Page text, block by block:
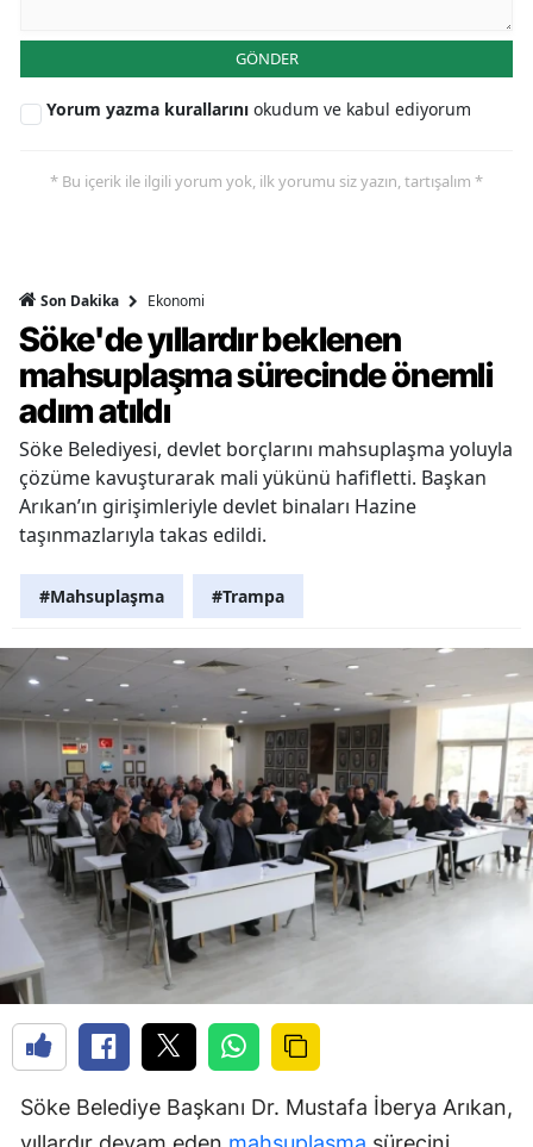
GÖNDER
Yorum yazma kurallarını okudum ve kabul ediyorum
* Bu içerik ile ilgili yorum yok, ilk yorumu siz yazın, tartışalım *
Son Dakika Ekonomi
Söke'de yıllardır beklenen
mahsuplaşma sürecinde önemli
adım atıldı
Söke Belediyesi, devlet borçlarını mahsuplaşma yoluyla
çözüme kavuşturarak mali yükünü hafifletti. Başkan
Arıkan’ın girişimleriyle devlet binaları Hazine
taşınmazlarıyla takas edildi.
#Mahsuplaşma #Trampa
Söke Belediye Başkanı Dr. Mustafa İberya Arıkan,